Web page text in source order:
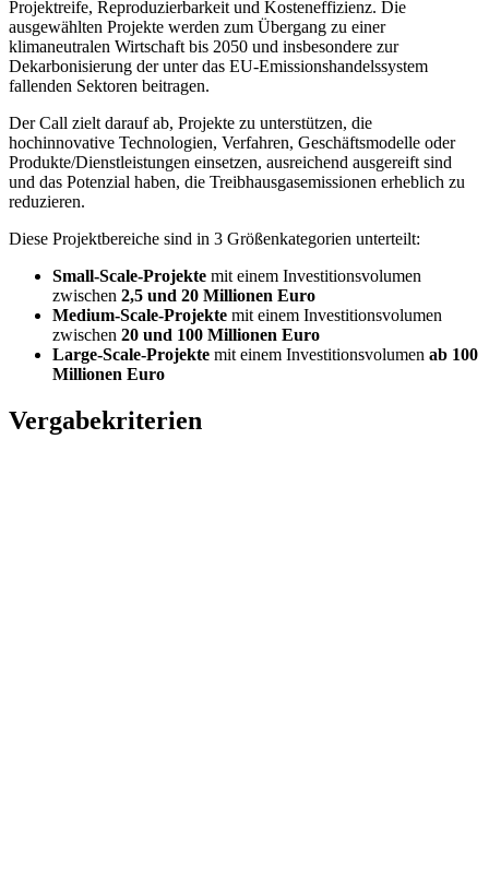
Projektreife, Reproduzierbarkeit und Kosteneffizienz. Die
ausgewählten Projekte werden zum Übergang zu einer
klimaneutralen Wirtschaft bis 2050 und insbesondere zur
Dekarbonisierung der unter das EU-Emissionshandelssystem
fallenden Sektoren beitragen.
Der Call zielt darauf ab, Projekte zu unterstützen, die
hochinnovative Technologien, Verfahren, Geschäftsmodelle oder
Produkte/Dienstleistungen einsetzen, ausreichend ausgereift sind
und das Potenzial haben, die Treibhausgasemissionen erheblich zu
reduzieren.
Diese Projektbereiche sind in 3 Größenkategorien unterteilt:
Small-Scale-Projekte mit einem Investitionsvolumen
zwischen 2,5 und 20 Millionen Euro
Medium-Scale-Projekte mit einem Investitionsvolumen
zwischen 20 und 100 Millionen Euro
Large-Scale-Projekte mit einem Investitionsvolumen ab 100
Millionen Euro
Vergabekriterien